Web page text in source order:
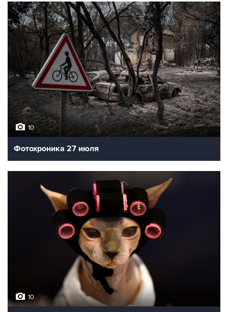
10
Фотохроника 27 июля
10